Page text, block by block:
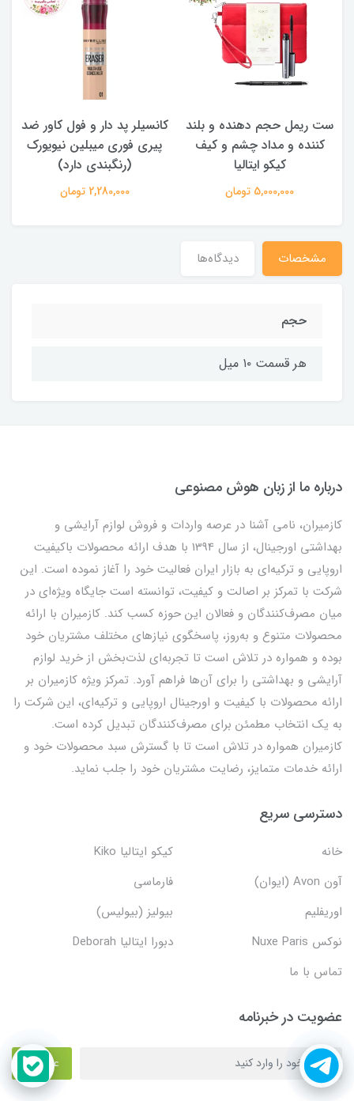
ست ریمل حجم دهنده و بلند
کننده و مداد چشم و کیف
کیکو ایتالیا
5,000,000 تومان
کانسیلر پد دار و فول کاور ضد
پیری فوری میبلین نیویورک
(رنگبندی دارد)
2,280,000 تومان
مشخصات دیدگاه‌ها
حجم
هر قسمت ۱۰ میل
درباره ما از زبان هوش مصنوعی
کازمیران، نامی آشنا در عرصه واردات و فروش لوازم آرایشی و
بهداشتی اورجینال، از سال 1394 با هدف ارائه محصولات باکیفیت
اروپایی و ترکیه‌ای به بازار ایران فعالیت خود را آغاز نموده است. این
شرکت با تمرکز بر اصالت و کیفیت، توانسته است جایگاه ویژه‌ای در
میان مصرف‌کنندگان و فعالان این حوزه کسب کند. کازمیران با ارائه
محصولات متنوع و به‌روز، پاسخگوی نیازهای مختلف مشتریان خود
بوده و همواره در تلاش است تا تجربه‌ای لذت‌بخش از خرید لوازم
آرایشی و بهداشتی را برای آن‌ها فراهم آورد. تمرکز ویژه کازمیران بر
ارائه محصولات با کیفیت و اورجینال اروپایی و ترکیه‌ای، این شرکت را
به یک انتخاب مطمئن برای مصرف‌کنندگان تبدیل کرده است.
کازمیران همواره در تلاش است تا با گسترش سبد محصولات خود و
ارائه خدمات متمایز، رضایت مشتریان خود را جلب نماید.
دسترسی سریع
خانه
کیکو ایتالیا Kiko
آون Avon (ایوان)
فارماسی
اوریفلیم
بیولیز (بیولیس)
نوکس Nuxe Paris
دبورا ایتالیا Deborah
تماس با ما
عضویت در خبرنامه
عضویت